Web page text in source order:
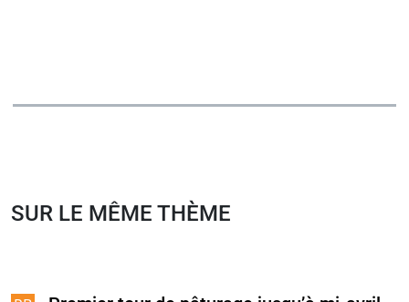
SUR LE MÊME THÈME